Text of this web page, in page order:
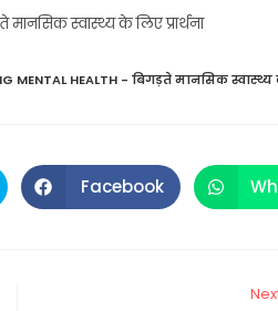
स्वास्थ्य के लिए प्रार्थना
MENTAL HEALTH - बिगड़ते मानसिक स्वास्थ्य
Opens
in
Facebook